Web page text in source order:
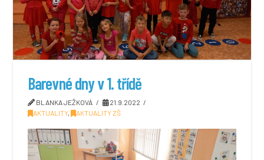
Barevné dny v 1. třídě
BLANKA JEŽKOVÁ
21.9.2022
AKTUALITY, AKTUALITY ZŠ